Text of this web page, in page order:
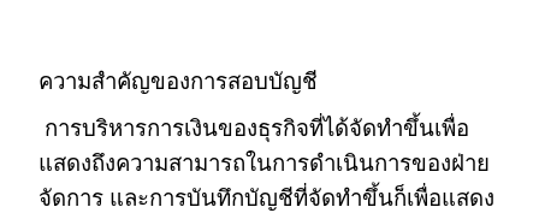
ความสำคัญของการสอบบัญชี
การบริหารการเงินของธุรกิจที่ได้จัดทำขึ้นเพื่อ
แสดงถึงความสามารถในการดำเนินการของฝ่าย
จัดการ และการบันทึกบัญชีที่จัดทำขึ้นก็เพื่อแสดง